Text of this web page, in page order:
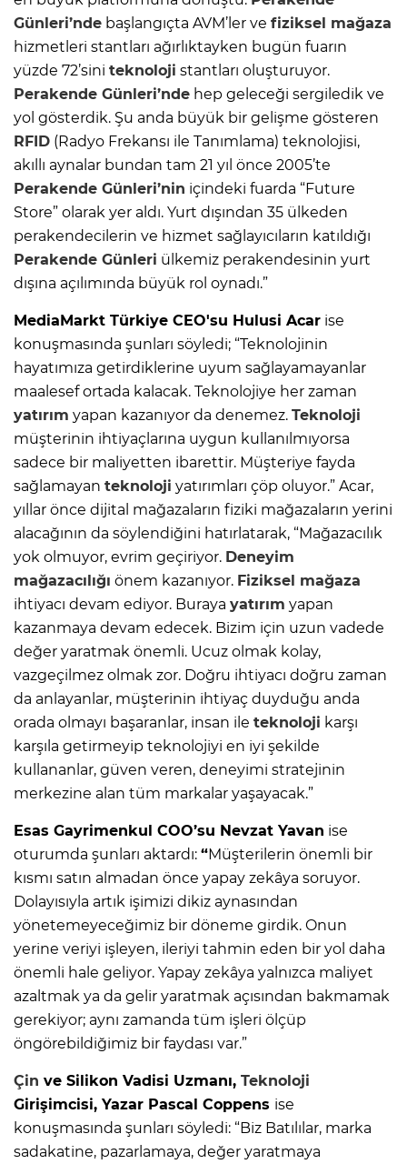
Günleri’nde başlangıçta AVM’ler ve fiziksel mağaza
hizmetleri stantları ağırlıktayken bugün fuarın
yüzde 72’sini teknoloji stantları oluşturuyor.
Perakende Günleri’nde hep geleceği sergiledik ve
yol gösterdik. Şu anda büyük bir gelişme gösteren
RFID (Radyo Frekansı ile Tanımlama) teknolojisi,
akıllı aynalar bundan tam 21 yıl önce 2005’te
Perakende Günleri’nin içindeki fuarda “Future
Store” olarak yer aldı. Yurt dışından 35 ülkeden
perakendecilerin ve hizmet sağlayıcıların katıldığı
Perakende Günleri ülkemiz perakendesinin yurt
dışına açılımında büyük rol oynadı.”
MediaMarkt Türkiye CEO'su Hulusi Acar ise
konuşmasında şunları söyledi; “Teknolojinin
hayatımıza getirdiklerine uyum sağlayamayanlar
maalesef ortada kalacak. Teknolojiye her zaman
yatırım yapan kazanıyor da denemez. Teknoloji
müşterinin ihtiyaçlarına uygun kullanılmıyorsa
sadece bir maliyetten ibarettir. Müşteriye fayda
sağlamayan teknoloji yatırımları çöp oluyor.” Acar,
yıllar önce dijital mağazaların fiziki mağazaların yerini
alacağının da söylendiğini hatırlatarak, “Mağazacılık
yok olmuyor, evrim geçiriyor. Deneyim
mağazacılığı önem kazanıyor. Fiziksel mağaza
ihtiyacı devam ediyor. Buraya yatırım yapan
kazanmaya devam edecek. Bizim için uzun vadede
değer yaratmak önemli. Ucuz olmak kolay,
vazgeçilmez olmak zor. Doğru ihtiyacı doğru zaman
da anlayanlar, müşterinin ihtiyaç duyduğu anda
orada olmayı başaranlar, insan ile teknoloji karşı
karşıla getirmeyip teknolojiyi en iyi şekilde
kullananlar, güven veren, deneyimi stratejinin
merkezine alan tüm markalar yaşayacak.”
Esas Gayrimenkul COO’su Nevzat Yavan ise
oturumda şunları aktardı: “Müşterilerin önemli bir
kısmı satın almadan önce yapay zekâya soruyor.
Dolayısıyla artık işimizi dikiz aynasından
yönetemeyeceğimiz bir döneme girdik. Onun
yerine veriyi işleyen, ileriyi tahmin eden bir yol daha
önemli hale geliyor. Yapay zekâya yalnızca maliyet
azaltmak ya da gelir yaratmak açısından bakmamak
gerekiyor; aynı zamanda tüm işleri ölçüp
öngörebildiğimiz bir faydası var.”
Çin ve Silikon Vadisi Uzmanı, Teknoloji
Girişimcisi, Yazar Pascal Coppens ise
konuşmasında şunları söyledi: “Biz Batılılar, marka
sadakatine, pazarlamaya, değer yaratmaya